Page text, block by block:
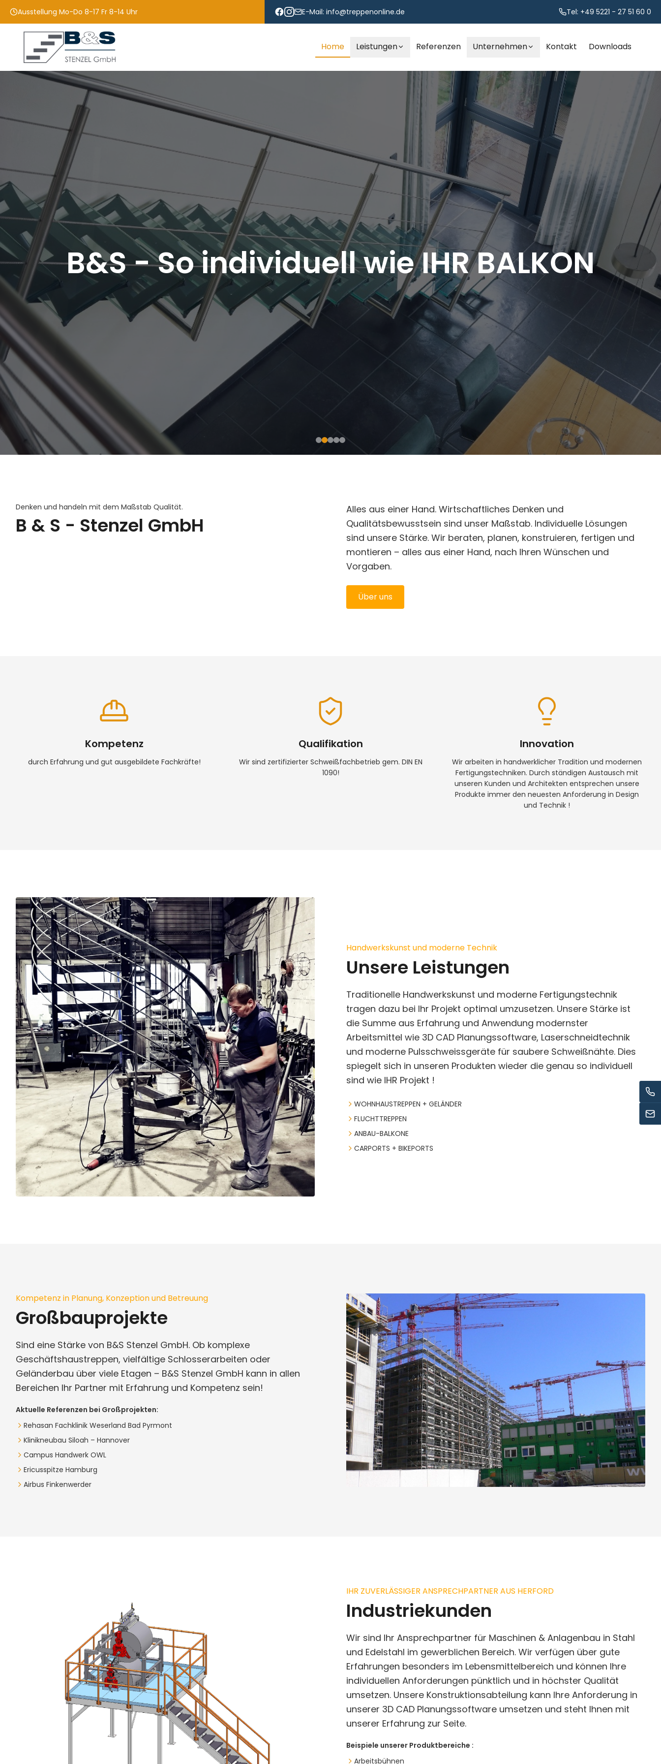
Ausstellung Mo-Do 8-17 Fr 8-14 Uhr E-Mail: info@treppenonline.de Tel: +49 5221 - 27 51 60 0
Home Leistungen Referenzen Unternehmen Kontakt Downloads
B&S - So individuell wie IHR BALKON
Denken und handeln mit dem Maßstab Qualität.
B & S - Stenzel GmbH
Alles aus einer Hand. Wirtschaftliches Denken und
Qualitätsbewusstsein sind unser Maßstab. Individuelle Lösungen
sind unsere Stärke. Wir beraten, planen, konstruieren, fertigen und
montieren – alles aus einer Hand, nach Ihren Wünschen und
Vorgaben.
Über uns
Kompetenz
durch Erfahrung und gut ausgebildete Fachkräfte!
Qualifikation
Wir sind zertifizierter Schweißfachbetrieb gem. DIN EN
1090!
Innovation
Wir arbeiten in handwerklicher Tradition und modernen
Fertigungstechniken. Durch ständigen Austausch mit
unseren Kunden und Architekten entsprechen unsere
Produkte immer den neuesten Anforderung in Design
und Technik !
Handwerkskunst und moderne Technik
Unsere Leistungen
Traditionelle Handwerkskunst und moderne Fertigungstechnik
tragen dazu bei Ihr Projekt optimal umzusetzen. Unsere Stärke ist
die Summe aus Erfahrung und Anwendung modernster
Arbeitsmittel wie 3D CAD Planungssoftware, Laserschneidtechnik
und moderne Pulsschweissgeräte für saubere Schweißnähte. Dies
spiegelt sich in unseren Produkten wieder die genau so individuell
sind wie IHR Projekt !
WOHNHAUSTREPPEN + GELÄNDER
FLUCHTTREPPEN
ANBAU-BALKONE
CARPORTS + BIKEPORTS
Kompetenz in Planung, Konzeption und Betreuung
Großbauprojekte
Sind eine Stärke von B&S Stenzel GmbH. Ob komplexe
Geschäftshaustreppen, vielfältige Schlosserarbeiten oder
Geländerbau über viele Etagen – B&S Stenzel GmbH kann in allen
Bereichen Ihr Partner mit Erfahrung und Kompetenz sein!
Aktuelle Referenzen bei Großprojekten:
Rehasan Fachklinik Weserland Bad Pyrmont
Klinikneubau Siloah – Hannover
Campus Handwerk OWL
Ericusspitze Hamburg
Airbus Finkenwerder
IHR ZUVERLÄSSIGER ANSPRECHPARTNER AUS HERFORD
Industriekunden
Wir sind Ihr Ansprechpartner für Maschinen & Anlagenbau in Stahl
und Edelstahl im gewerblichen Bereich. Wir verfügen über gute
Erfahrungen besonders im Lebensmittelbereich und können Ihre
individuellen Anforderungen pünktlich und in höchster Qualität
umsetzen. Unsere Konstruktionsabteilung kann Ihre Anforderung in
unserer 3D CAD Planungssoftware umsetzen und steht Ihnen mit
unserer Erfahrung zur Seite.
Beispiele unserer Produktbereiche :
Arbeitsbühnen